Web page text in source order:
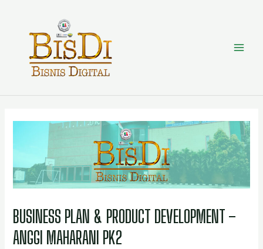
BUSINESS PLAN & PRODUCT DEVELOPMENT –
ANGGI MAHARANI PK2